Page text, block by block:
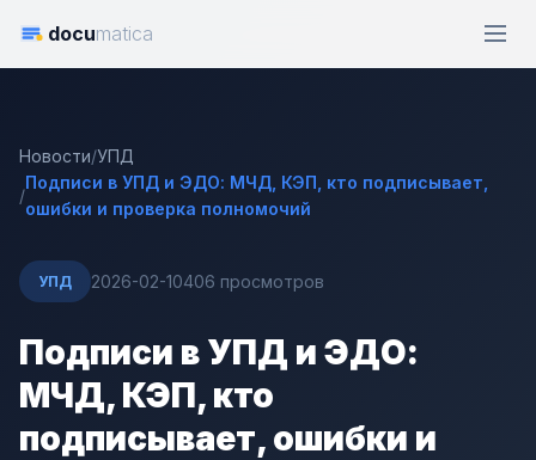
documatica
Новости/УПД
/
Подписи в УПД и ЭДО: МЧД, КЭП, кто подписывает,
ошибки и проверка полномочий
УПД 2026-02-10406 просмотров
Подписи в УПД и ЭДО:
МЧД, КЭП, кто
подписывает, ошибки и